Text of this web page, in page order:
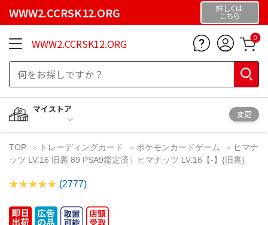
WWW2.CCRSK12.ORG 詳しくは
こちら
WWW2.CCRSK12.ORG 0
マイストア
変更
TOP トレーディングカード ポケモンカードゲーム
ヒマナ
ッツ LV.16 旧裏 89 PSA9鑑定済〕ヒマナッツ LV.16【-】{旧裏}
(2777)